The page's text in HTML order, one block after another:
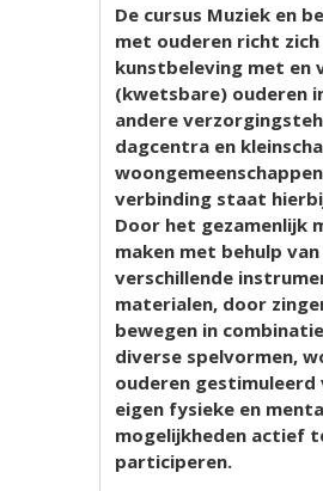
De cursus Muziek en
met ouderen richt zich
kunstbeleving met en
(kwetsbare) ouderen
andere
dagcentra en
verbinding staat
Door het gezamenlijk
maken met behulp van
verschillende
materialen, door
bewegen in
diverse spelvormen,
ouderen gestimuleerd
eigen fysieke en
mogelijkheden actief
participeren.